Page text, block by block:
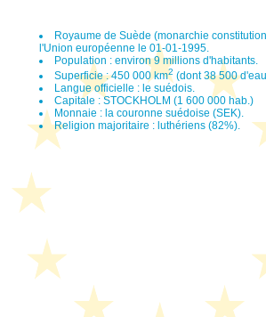
Royaume de Suède (monarchie
l'Union européenne le 01-01-1995.
Population : environ 9 millions d'habitants.
Superficie : 450 000 km2 (dont 38 500
Langue officielle : le suédois.
Capitale : STOCKHOLM (1 600 000 hab.)
Monnaie : la couronne suédoise (SEK).
Religion majoritaire : luthériens (82%).